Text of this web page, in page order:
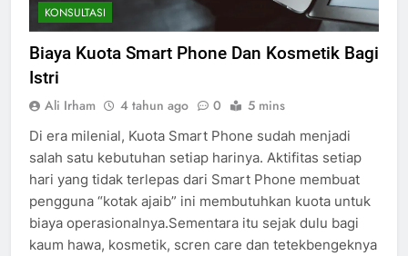
KONSULTASI
Biaya Kuota Smart Phone Dan Kosmetik Bagi
Istri
Ali Irham 4 tahun ago 0 5 mins
Di era milenial, Kuota Smart Phone sudah menjadi
salah satu kebutuhan setiap harinya. Aktifitas setiap
hari yang tidak terlepas dari Smart Phone membuat
pengguna “kotak ajaib” ini membutuhkan kuota untuk
biaya operasionalnya.Sementara itu sejak dulu bagi
kaum hawa, kosmetik, scren care dan tetekbengeknya